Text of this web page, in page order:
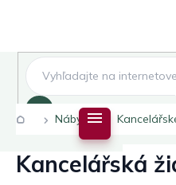
DomůNábytek
Kancelářská